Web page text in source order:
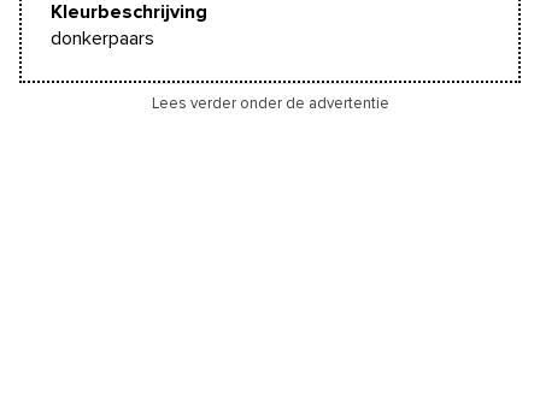
Kleurbeschrijving
donkerpaars
Lees verder onder de advertentie